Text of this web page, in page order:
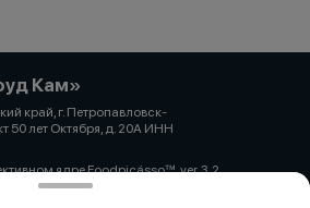
Кам»
край, г. Петропавловск-
50 лет Октября, д. 20А ИНН
ядреFoodpicássover. 3.2